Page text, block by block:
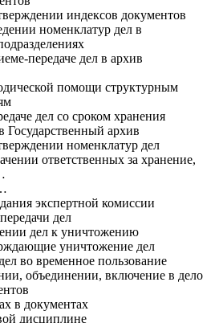
индексов документов
номенклатур дел в
передаче дел в архив
помощи структурным
дел со сроком хранения
Государственный архив
номенклатур дел
ответственных за хранение,
экспертной комиссии
дел
дел к уничтожению
уничтожение дел
во временное пользование
объединении, включение в дело
в документах
дисциплине